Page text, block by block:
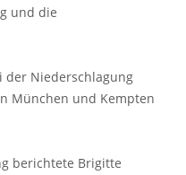
und die
der Niederschlagung
München und Kempten
berichtete Brigitte